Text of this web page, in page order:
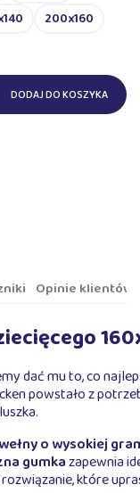
200x160
DODAJ DO KOSZYKA
Opinie klientów
dać mu to, co
powstało z
o wysokiej
gumkazapewnia
które